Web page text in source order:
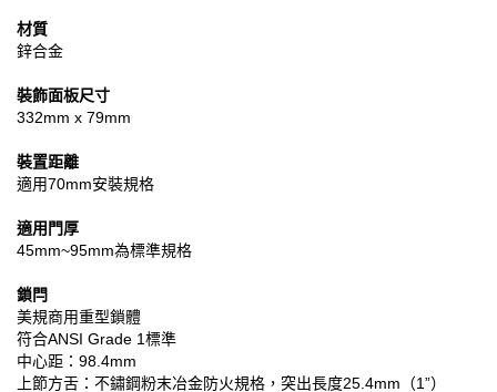
材質
鋅合金
裝飾面板尺寸
332mm x 79mm
裝置距離
適用70mm安裝規格
適用門厚
45mm~95mm為標準規格
鎖閂
美規商用重型鎖體
符合ANSI Grade 1標準
中心距：98.4mm
上節方舌：不鏽鋼粉末冶金防火規格，突出長度25.4mm（1”）